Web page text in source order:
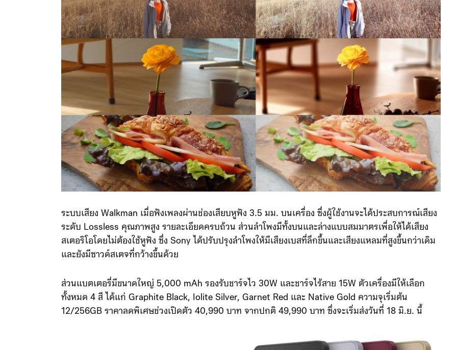
ระบบเสียง Walkman เมื่อฟังเพลงผ่านช่องเสียบหูฟัง 3.5 มม. บนเครื่อง ซึ่งผู้ใช้งานจะได้ประสบการณ์เสียง
ระดับ Lossless คุณภาพสูง รายละเอียดครบถ้วน ส่วนลำโพงมีทั้งบนและล่างแบบสมมาตรเพื่อให้ได้เสียง
สเตอริโอโดยไม่ต้องใช้หูฟัง ซึ่ง Sony ได้ปรับปรุงลำโพงให้มีเสียงเบสที่ลึกขึ้นและเสียงแหลมที่สูงขึ้นกว่าเดิม
และยังมีซาวด์สเตจที่กว้างขึ้นด้วย
ส่วนแบตเตอรี่มีขนาดใหญ่ 5,000 mAh รองรับชาร์จไว 30W และชาร์จไร้สาย 15W ตัวเครื่องมีให้เลือก
ทั้งหมด 4 สี ได้แก่ Graphite Black, Iolite Silver, Garnet Red และ Native Gold ความจุเริ่มต้น
12/256GB ราคาลดพิเศษช่วงเปิดตัว 40,990 บาท จากปกติ 49,990 บาท ซึ่งจะเริ่มส่งวันที่ 18 มิ.ย. นี้